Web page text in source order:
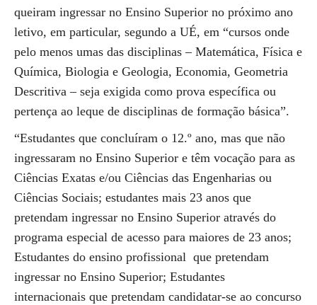
queiram ingressar no Ensino Superior no próximo ano
letivo, em particular, segundo a UÉ, em “cursos onde
pelo menos umas das disciplinas – Matemática, Física e
Química, Biologia e Geologia, Economia, Geometria
Descritiva – seja exigida como prova específica ou
pertença ao leque de disciplinas de formação básica”.
“Estudantes que concluíram o 12.º ano, mas que não
ingressaram no Ensino Superior e têm vocação para as
Ciências Exatas e/ou Ciências das Engenharias ou
Ciências Sociais; estudantes mais 23 anos que
pretendam ingressar no Ensino Superior através do
programa especial de acesso para maiores de 23 anos;
Estudantes do ensino profissional que pretendam
ingressar no Ensino Superior; Estudantes
internacionais que pretendam candidatar-se ao concurso